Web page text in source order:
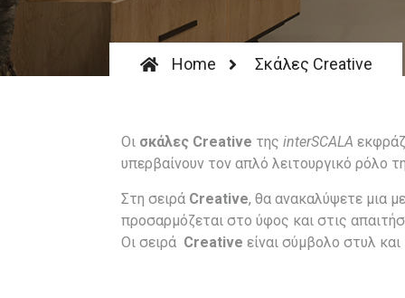
Home Σκάλες Creative
Οι σκάλες Creative τηςinterSCALA
υπερβαίνουν τον απλό λειτουργικό ρόλο
Στη σειρά Creative, θα ανακαλύψετε μια
προσαρμόζεται στο ύφος και στις
Οι σειρά Creative είναι σύμβολο στυλ